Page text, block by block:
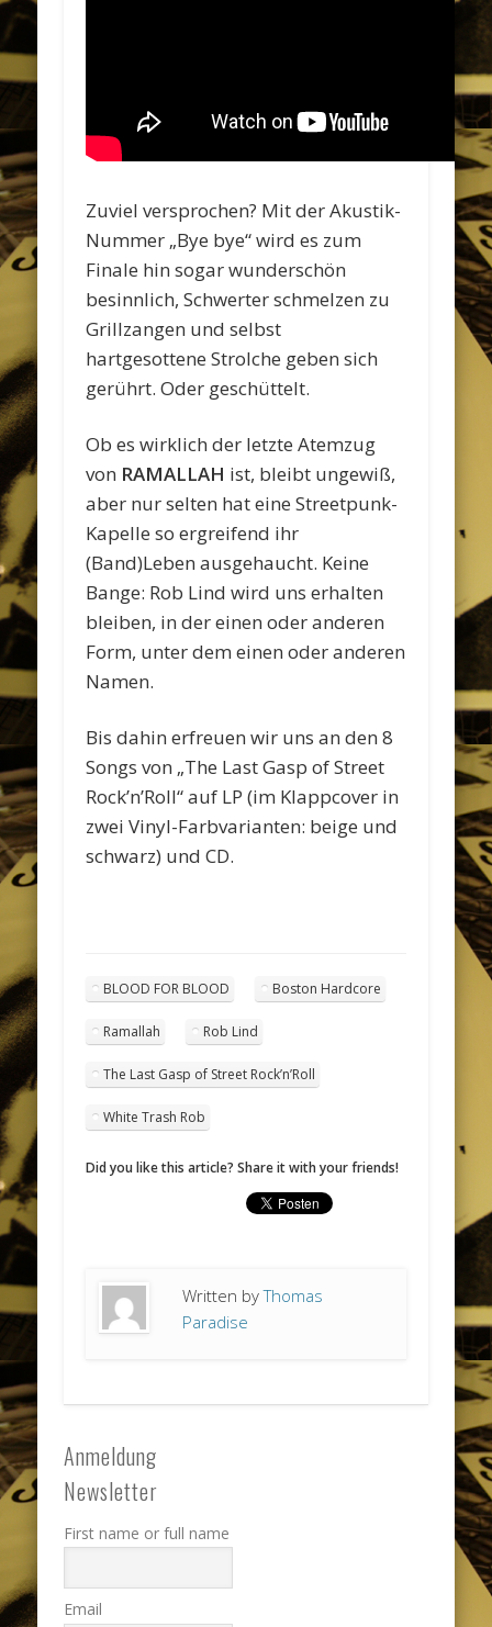
Zuviel versprochen? Mit der Akustik-
Nummer „Bye bye“ wird es zum
Finale hin sogar wunderschön
besinnlich, Schwerter schmelzen zu
Grillzangen und selbst
hartgesottene Strolche geben sich
gerührt. Oder geschüttelt.
Ob es wirklich der letzte Atemzug
von RAMALLAH ist, bleibt ungewiß,
aber nur selten hat eine Streetpunk-
Kapelle so ergreifend ihr
(Band)Leben ausgehaucht. Keine
Bange: Rob Lind wird uns erhalten
bleiben, in der einen oder anderen
Form, unter dem einen oder anderen
Namen.
Bis dahin erfreuen wir uns an den 8
Songs von „The Last Gasp of Street
Rock’n’Roll“ auf LP (im Klappcover in
zwei Vinyl-Farbvarianten: beige und
schwarz) und CD.
BLOOD FOR BLOOD Boston Hardcore
Ramallah Rob Lind
The Last Gasp of Street Rock’n’Roll
White Trash Rob
Did you like this article? Share it with your friends!
Written byThomas
Paradise
Anmeldung
Newsletter
First name or full name
Email